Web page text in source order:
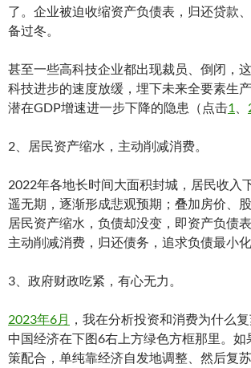
了。企业被迫收缩资产负债表，归还贷款
备过冬。
甚至一些高科技企业都出现裁员、倒闭，
科技进步的速度放缓，埋下未来全要素生产
潜在GDP增速进一步下降的隐患（点击1
2、居民资产缩水，主动削减消费。
2022年各地长时间大面积封城，居民收入
遥无期，逐渐形成悲观预期；叠加房价、
居民资产缩水，负债却没变，即资产负债
主动削减消费，归还债务，追求负债最小化
3、政府财政吃紧，有心无力。
2023年6月 ，我在分析投资和消费为什么
中国经济在下图6右上方绿色方框那里。如
策配合，单纯靠经济自发地调整、然后复